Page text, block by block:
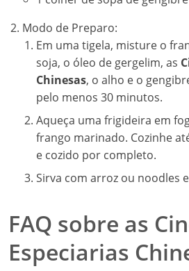
Especiarias
1. AsCinco
Chinesassão
encontrar?
Não! Muitas lojas de produtos
supermercados possuem essa
2. Posso usar as
Especiarias